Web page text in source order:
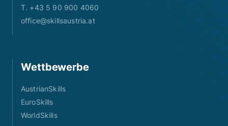
T. +43 5 90 900 4060
office@skillsaustria.at
Wettbewerbe
AustrianSkills
EuroSkills
WorldSkills